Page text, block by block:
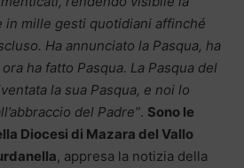
in mille gesti quotidiani affinché
Ha annunciato la Pasqua, ha
ha fatto Pasqua. La Pasqua del
la sua Pasqua, e noi lo
del Padre”. Sono le
Diocesi di Mazara del Vallo
, appresa la notizia della